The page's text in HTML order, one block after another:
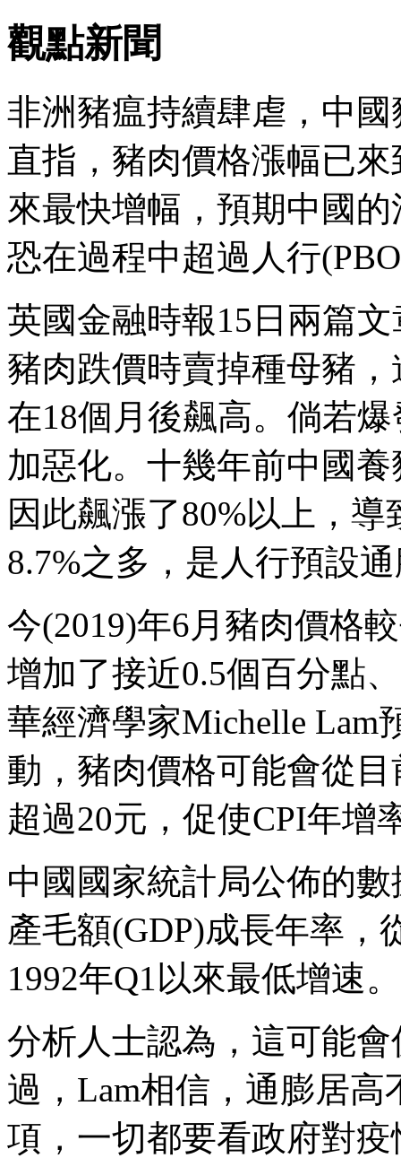
觀點新聞
非洲豬瘟持續肆虐，中
直指，豬肉價格漲幅已
來最快增幅，預期中國
恐在過程中超過人行
英國金融時報15日兩篇
豬肉跌價時賣掉種母豬
在18個月後飆高。倘若
加惡化。十幾年前中國
因此飆漲了80%以上，
8.7%之多，是人行預設
今(2019)年6月豬肉價格
增加了接近0.5個百分點
華經濟學家Michelle Lam
動，豬肉價格可能會從
超過20元，促使CPI年增
中國國家統計局公佈的
產毛額(GDP)成長年率，
1992年Q1以來最低增速。
分析人士認為，這可能
過，Lam相信，通膨居
項，一切都要看政府對